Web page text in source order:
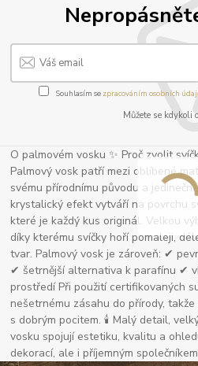
Souhlasím se zpracováním osobních
Můžete se kdykoli
O palmovém vosku ✨ Proč zvolit
Palmový vosk patří mezi oblíbené
svému přírodnímu původu a
krystalický efekt vytváří na povrchu
které je každý kus originál. Velkou
díky kterému svíčky hoří pomaleji,
tvar. Palmový vosk je zároveň: ✔
✔ šetrnější alternativa k parafínu ✔
prostředí Při použití certifikovaných
nešetrnému zásahu do přírody,
s dobrým pocitem. 🕯 Malý detail,
vosku spojují estetiku, kvalitu a
dekorací, ale i příjemným